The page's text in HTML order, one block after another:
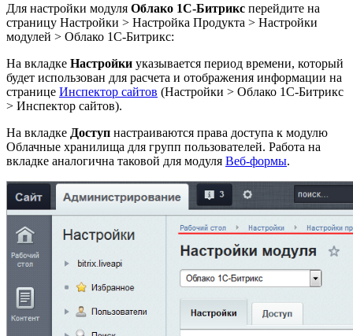
Для настройки модуля Облако 1С-Битрикс перейдите на
страницу Настройки > Настройка Продукта > Настройки
модулей > Облако 1С-Битрикс:
На вкладке Настройки указывается период времени, который
будет использован для расчета и отображения информации на
странице Инспектор сайтов (Настройки > Облако 1С-Битрикс
> Инспектор сайтов).
На вкладке Доступ настраиваются права доступа к модулю
Облачные хранилища для групп пользователей. Работа на
вкладке аналогична таковой для модуля Веб-формы.